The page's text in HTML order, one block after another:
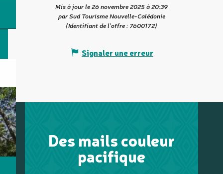
Mis à jour le 26 novembre 2025 à 20:39
par Sud Tourisme Nouvelle-Calédonie
(Identifiant de l'offre : 7600172)
Signaler une erreur
Des mails couleur
pacifique